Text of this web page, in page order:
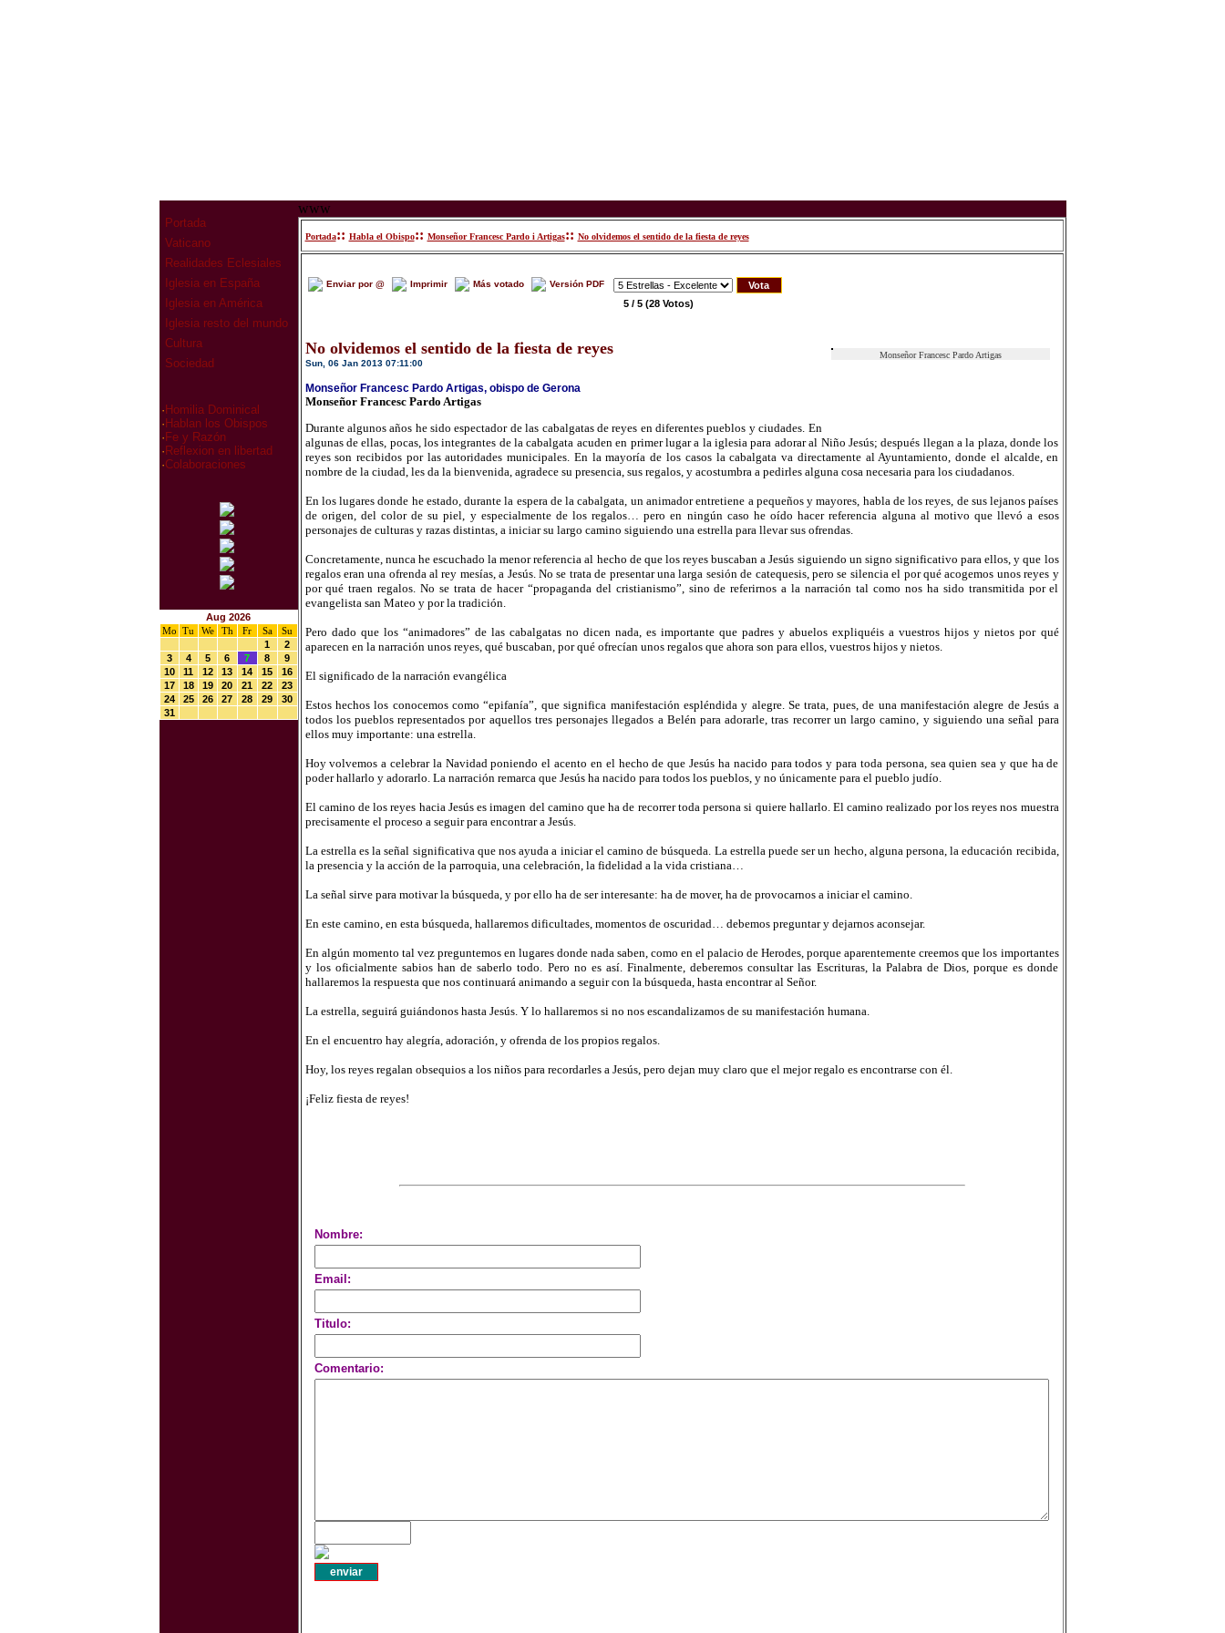
Portada
Vaticano
Realidades Eclesiales
Iglesia en España
Iglesia en América
Iglesia resto del mundo
Cultura
Sociedad
· Homilia Dominical
· Hablan los Obispos
· Fe y Razón
· Reflexion en libertad
·Colaboraciones
Aug 2026
Mo Tu We Th Fr Sa
Su
1
2
3
4 5 6 7 8
9
10
11 12 13 14 15
16
17
18 19 20 21 22
23
24
25 26 27 28 29
30
31
www
Portada:: Habla el Obispo:: Monseñor Francesc Pardo i Artigas:: No olvidemos el sentido de la fiesta de reyes
Enviar por @ Imprimir Más votado Versión PDF
5 / 5 (28 Votos)
Monseñor Francesc Pardo Artigas
No olvidemos el sentido de la fiesta de reyes
Sun, 06 Jan 2013 07:11:00
Monseñor Francesc Pardo Artigas, obispo de Gerona
Monseñor Francesc Pardo Artigas
Durante algunos años he sido espectador de las cabalgatas de reyes en diferentes pueblos y ciudades. En
algunas de ellas, pocas, los integrantes de la cabalgata acuden en primer lugar a la iglesia para adorar al Niño Jesús; después llegan a la plaza, donde los
reyes son recibidos por las autoridades municipales. En la mayoría de los casos la cabalgata va directamente al Ayuntamiento, donde el alcalde, en
nombre de la ciudad, les da la bienvenida, agradece su presencia, sus regalos, y acostumbra a pedirles alguna cosa necesaria para los ciudadanos.
En los lugares donde he estado, durante la espera de la cabalgata, un animador entretiene a pequeños y mayores, habla de los reyes, de sus lejanos países
de origen, del color de su piel, y especialmente de los regalos… pero en ningún caso he oído hacer referencia alguna al motivo que llevó a esos
personajes de culturas y razas distintas, a iniciar su largo camino siguiendo una estrella para llevar sus ofrendas.
Concretamente, nunca he escuchado la menor referencia al hecho de que los reyes buscaban a Jesús siguiendo un signo significativo para ellos, y que los
regalos eran una ofrenda al rey mesías, a Jesús. No se trata de presentar una larga sesión de catequesis, pero se silencia el por qué acogemos unos reyes y
por qué traen regalos. No se trata de hacer “propaganda del cristianismo”, sino de referirnos a la narración tal como nos ha sido transmitida por el
evangelista san Mateo y por la tradición.
Pero dado que los “animadores” de las cabalgatas no dicen nada, es importante que padres y abuelos expliquéis a vuestros hijos y nietos por qué
aparecen en la narración unos reyes, qué buscaban, por qué ofrecían unos regalos que ahora son para ellos, vuestros hijos y nietos.
El significado de la narración evangélica
Estos hechos los conocemos como “epifanía”, que significa manifestación espléndida y alegre. Se trata, pues, de una manifestación alegre de Jesús a
todos los pueblos representados por aquellos tres personajes llegados a Belén para adorarle, tras recorrer un largo camino, y siguiendo una señal para
ellos muy importante: una estrella.
Hoy volvemos a celebrar la Navidad poniendo el acento en el hecho de que Jesús ha nacido para todos y para toda persona, sea quien sea y que ha de
poder hallarlo y adorarlo. La narración remarca que Jesús ha nacido para todos los pueblos, y no únicamente para el pueblo judío.
El camino de los reyes hacia Jesús es imagen del camino que ha de recorrer toda persona si quiere hallarlo. El camino realizado por los reyes nos muestra
precisamente el proceso a seguir para encontrar a Jesús.
La estrella es la señal significativa que nos ayuda a iniciar el camino de búsqueda. La estrella puede ser un hecho, alguna persona, la educación recibida,
la presencia y la acción de la parroquia, una celebración, la fidelidad a la vida cristiana…
La señal sirve para motivar la búsqueda, y por ello ha de ser interesante: ha de mover, ha de provocarnos a iniciar el camino.
En este camino, en esta búsqueda, hallaremos dificultades, momentos de oscuridad… debemos preguntar y dejarnos aconsejar.
En algún momento tal vez preguntemos en lugares donde nada saben, como en el palacio de Herodes, porque aparentemente creemos que los importantes
y los oficialmente sabios han de saberlo todo. Pero no es así. Finalmente, deberemos consultar las Escrituras, la Palabra de Dios, porque es donde
hallaremos la respuesta que nos continuará animando a seguir con la búsqueda, hasta encontrar al Señor.
La estrella, seguirá guiándonos hasta Jesús. Y lo hallaremos si no nos escandalizamos de su manifestación humana.
En el encuentro hay alegría, adoración, y ofrenda de los propios regalos.
Hoy, los reyes regalan obsequios a los niños para recordarles a Jesús, pero dejan muy claro que el mejor regalo es encontrarse con él.
¡Feliz fiesta de reyes!
Nombre:
Email:
Titulo:
Comentario: